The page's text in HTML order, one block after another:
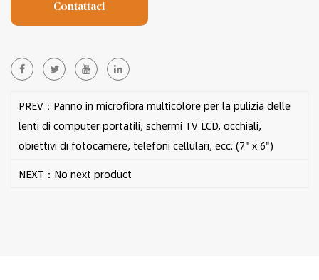
Contattaci
PREV：Panno in microfibra multicolore per la pulizia delle
lenti di computer portatili, schermi TV LCD, occhiali,
obiettivi di fotocamere, telefoni cellulari, ecc. (7" x 6")
NEXT：No next product